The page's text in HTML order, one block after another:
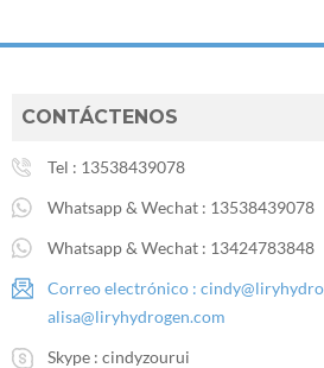
CONTÁCTENOS
Tel : 13538439078
Whatsapp & Wechat : 13538439078
Whatsapp & Wechat : 13424783848
Correo electrónico :
alisa@liryhydrogen.com
Skype : cindyzourui